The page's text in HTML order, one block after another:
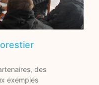
des
exemples